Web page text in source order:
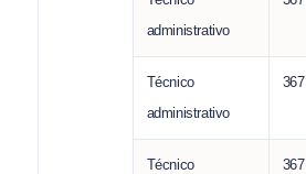
administrativo
Técnico
administrativo
367
Técnico
367